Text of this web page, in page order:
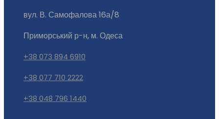
вул. В. Самофалова 16а/8
Приморський р-н, м. Одеса
+38 073 894 6910
+38 077 710 2222
+38 048 796 1440